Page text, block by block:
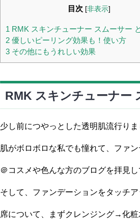
目次 [非表示]
1 RMK スキンチューナー スムーサー
2 優しいピーリング効果も！使い方
3 その他にもうれしい効果
RMK スキンチューナー
少し前につやっとした透明肌流行りま
肌がボロボロな私でも憧れて、ファ
＠コスメや色んな方のブログを拝見
そして、ファンデーションをタッチ
席について、まずクレンジング→化粧